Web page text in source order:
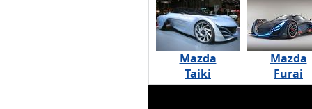
Mazda
Taiki
Mazda
Furai